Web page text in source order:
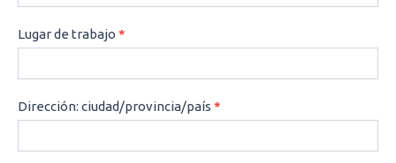
Lugar de trabajo *
Dirección: ciudad/provincia/país *